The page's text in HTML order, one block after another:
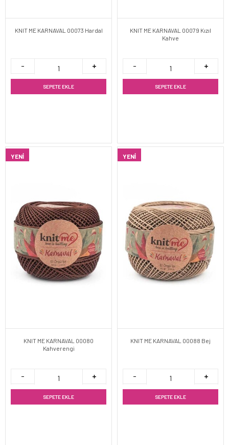
KNIT ME KARNAVAL 00073 Hardal
SEPETE EKLE
KNIT ME KARNAVAL 00079 Kızıl
Kahve
SEPETE EKLE
YENI
KNIT ME KARNAVAL 00080
Kahverengi
SEPETE EKLE
YENI
KNIT ME KARNAVAL 00088 Bej
SEPETE EKLE